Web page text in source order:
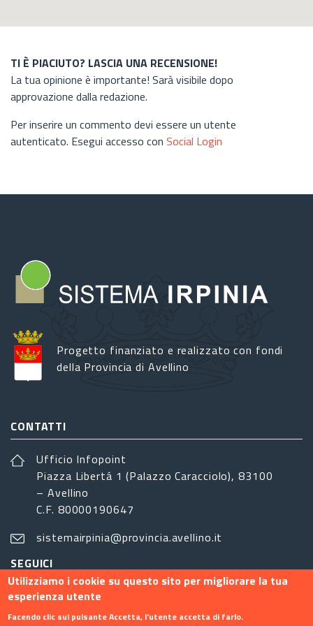
TI È PIACIUTO? LASCIA UNA RECENSIONE!
La tua opinione è importante! Sarà visibile dopo
approvazione dalla redazione.
Per inserire un commento devi essere un utente
autenticato. Esegui accesso con Social Login
Progetto finanziato e realizzato con fondi
della Provincia di Avellino
CONTATTI
Ufficio Infopoint
Piazza Libertá 1 (Palazzo Caracciolo), 83100
– Avellino
C.F. 80000190647
sistemairpinia@provincia.avellino.it
SEGUICI
Utilizziamo i cookie su questo sito per migliorare la tua
esperienza utente
Facendo clic sul pulsante Accetta, l'utente accetta di farlo.